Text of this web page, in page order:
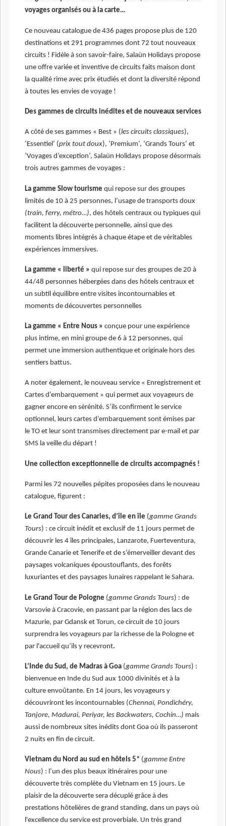
voyages organisés ou à la carte…
Ce nouveau catalogue de 436 pages propose plus de 120
destinations et 291 programmes dont 72 tout nouveaux
circuits ! Fidèle à son savoir-faire, Salaün Holidays propose
une offre variée et inventive de circuits faits maison dont
la qualité rime avec prix étudiés et dont la diversité répond
à toutes les envies de voyage !
Des gammes de circuits inédites et de nouveaux services
A côté de ses gammes « Best » (les circuits classiques),
‘Essentiel’ (prix tout doux), ‘Premium’, ‘Grands Tours’ et
‘Voyages d’exception’, Salaün Holidays propose désormais
trois autres gammes de voyages :
La gamme Slow tourisme qui repose sur des groupes
limités de 10 à 25 personnes, l’usage de transports doux
(train, ferry, métro…), des hôtels centraux ou typiques qui
facilitent la découverte personnelle, ainsi que des
moments libres intégrés à chaque étape et de véritables
expériences immersives.
La gamme « liberté » qui repose sur des groupes de 20 à
44/48 personnes hébergées dans des hôtels centraux et
un subtil équilibre entre visites incontournables et
moments de découvertes personnelles
La gamme « Entre Nous » conçue pour une expérience
plus intime, en mini groupe de 6 à 12 personnes, qui
permet une immersion authentique et originale hors des
sentiers battus.
A noter également, le nouveau service « Enregistrement et
Cartes d’embarquement » qui permet aux voyageurs de
gagner encore en sérénité. S’ils confirment le service
optionnel, leurs cartes d’embarquement sont émises par
le TO et leur sont transmises directement par e-mail et par
SMS la veille du départ !
Une collection exceptionnelle de circuits accompagnés !
Parmi les 72 nouvelles pépites proposées dans le nouveau
catalogue, figurent :
Le Grand Tour des Canaries, d’île en île (gamme Grands
Tours) : ce circuit inédit et exclusif de 11 jours permet de
découvrir les 4 îles principales, Lanzarote, Fuerteventura,
Grande Canarie et Tenerife et de s’émerveiller devant des
paysages volcaniques époustouflants, des forêts
luxuriantes et des paysages lunaires rappelant le Sahara.
Le Grand Tour de Pologne (gamme Grands Tours) : de
Varsovie à Cracovie, en passant par la région des lacs de
Mazurie, par Gdansk et Torun, ce circuit de 10 jours
surprendra les voyageurs par la richesse de la Pologne et
par l'accueil qu’ils y recevront.
L’Inde du Sud, de Madras à Goa (gamme Grands Tours) :
bienvenue en Inde du Sud aux 1000 divinités et à la
culture envoûtante. En 14 jours, les voyageurs y
découvriront les incontournables (Chennaï, Pondichéry,
Tanjore, Madurai, Periyar, les Backwaters, Cochin…) mais
aussi de nombreux sites inédits dont Goa où ils passeront
2 nuits en fin de circuit.
Vietnam du Nord au sud en hôtels 5* (gamme Entre
Nous) : l’un des plus beaux itinéraires pour une
découverte très complète du Vietnam en 15 jours. Le
plaisir de la découverte sera décuplé grâce à des
prestations hôtelières de grand standing, dans un pays où
l'excellence du service est proverbiale. Un très grand